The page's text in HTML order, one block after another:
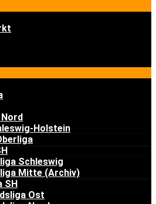
Holstein
Schleswig
Mitte (Archiv)
SH
Ost